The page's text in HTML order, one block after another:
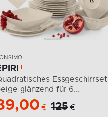
Essgeschirrset
glänzend für 6...
€ 125 €